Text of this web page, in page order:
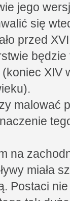
jego
się
przed
(koniec
malować
na
miała
Postaci